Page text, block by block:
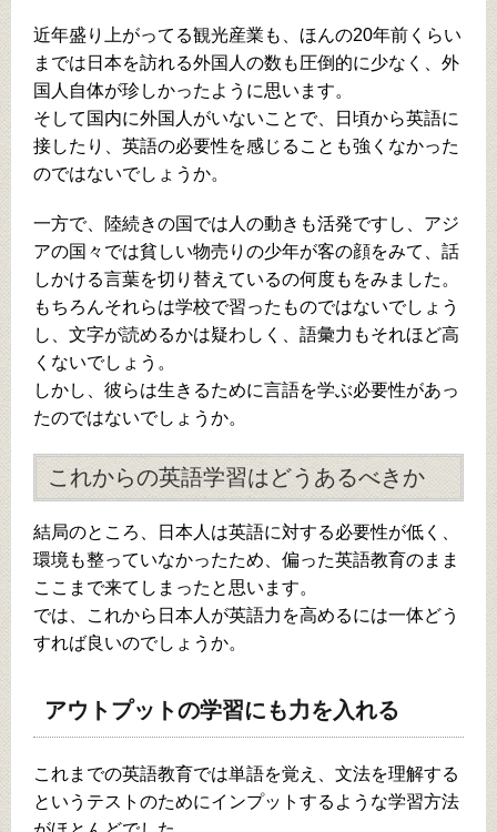
近年盛り上がってる観光産業も、ほんの20年前くらい
までは日本を訪れる外国人の数も圧倒的に少なく、外
国人自体が珍しかったように思います。
そして国内に外国人がいないことで、日頃から英語に
接したり、英語の必要性を感じることも強くなかった
のではないでしょうか。
一方で、陸続きの国では人の動きも活発ですし、アジ
アの国々では貧しい物売りの少年が客の顔をみて、話
しかける言葉を切り替えているの何度もをみました。
もちろんそれらは学校で習ったものではないでしょう
し、文字が読めるかは疑わしく、語彙力もそれほど高
くないでしょう。
しかし、彼らは生きるために言語を学ぶ必要性があっ
たのではないでしょうか。
これからの英語学習はどうあるべきか
結局のところ、日本人は英語に対する必要性が低く、
環境も整っていなかったため、偏った英語教育のまま
ここまで来てしまったと思います。
では、これから日本人が英語力を高めるには一体どう
すれば良いのでしょうか。
アウトプットの学習にも力を入れる
これまでの英語教育では単語を覚え、文法を理解する
というテストのためにインプットするような学習方法